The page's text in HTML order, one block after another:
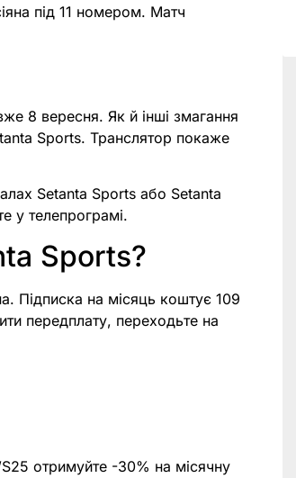
під 11 номером. Матч
8 вересня. Як й інші змагання
Sports. Транслятор покаже
Setanta Sports або Setanta
у телепрограмі.
Sports?
Підписка на місяць коштує 109
передплату, переходьте на
отримуйте -30% на місячну